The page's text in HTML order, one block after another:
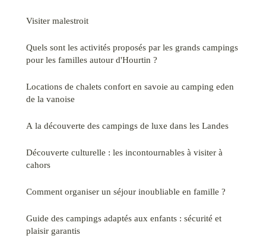
Visiter malestroit
Quels sont les activités proposés par les grands campings
pour les familles autour d'Hourtin ?
Locations de chalets confort en savoie au camping eden
de la vanoise
A la découverte des campings de luxe dans les Landes
Découverte culturelle : les incontournables à visiter à
cahors
Comment organiser un séjour inoubliable en famille ?
Guide des campings adaptés aux enfants : sécurité et
plaisir garantis